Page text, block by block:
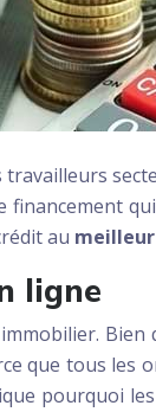
financement
au
ligne
que tous
pourquoi